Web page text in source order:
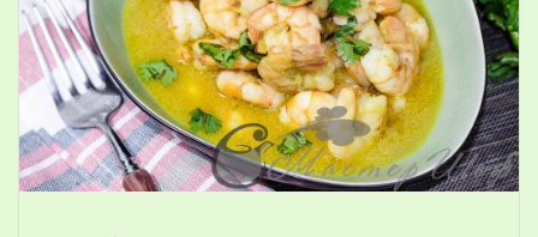
базиликом"